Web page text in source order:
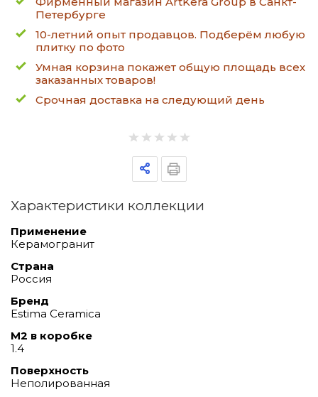
Петербурге
10-летний опыт продавцов. Подберём любую
плитку по фото
Умная корзина покажет общую площадь всех
заказанных товаров!
Срочная доставка на следующий день
Характеристики коллекции
Применение
Керамогранит
Страна
Россия
Бренд
Estima Ceramica
М2 в коробке
1.4
Поверхность
Неполированная